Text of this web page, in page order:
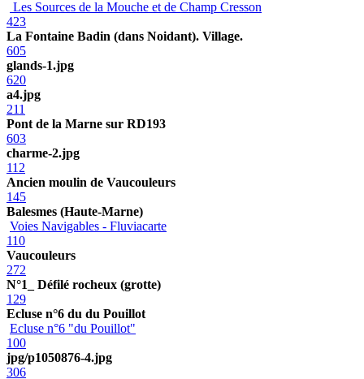
Les Sources de la Mouche et de Champ Cresson
423
La Fontaine Badin (dans Noidant). Village.
605
glands-1.jpg
620
a4.jpg
211
Pont de la Marne sur RD193
603
charme-2.jpg
112
Ancien moulin de Vaucouleurs
145
Balesmes (Haute-Marne)
Voies Navigables - Fluviacarte
110
Vaucouleurs
272
N°1_ Défilé rocheux (grotte)
129
Ecluse n°6 du du Pouillot
Ecluse n°6 "du Pouillot"
100
jpg/p1050876-4.jpg
306